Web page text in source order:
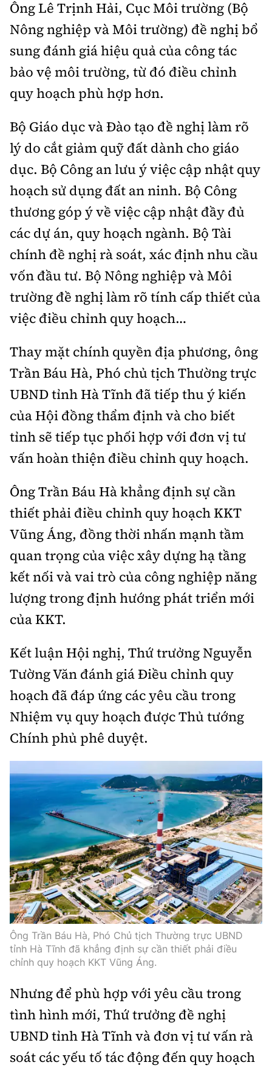
Ông Lê Trịnh Hải, Cục Môi trường (Bộ
Nông nghiệp và Môi trường) đề nghị bổ
sung đánh giá hiệu quả của công tác
bảo vệ môi trường, từ đó điều chỉnh
quy hoạch phù hợp hơn.
Bộ Giáo dục và Đào tạo đề nghị làm rõ
lý do cắt giảm quỹ đất dành cho giáo
dục. Bộ Công an lưu ý việc cập nhật quy
hoạch sử dụng đất an ninh. Bộ Công
thương góp ý về việc cập nhật đầy đủ
các dự án, quy hoạch ngành. Bộ Tài
chính đề nghị rà soát, xác định nhu cầu
vốn đầu tư. Bộ Nông nghiệp và Môi
trường đề nghị làm rõ tính cấp thiết của
việc điều chỉnh quy hoạch…
Thay mặt chính quyền địa phương, ông
Trần Báu Hà, Phó chủ tịch Thường trực
UBND tỉnh Hà Tĩnh đã tiếp thu ý kiến
của Hội đồng thẩm định và cho biết
tỉnh sẽ tiếp tục phối hợp với đơn vị tư
vấn hoàn thiện điều chỉnh quy hoạch.
Ông Trần Báu Hà khẳng định sự cần
thiết phải điều chỉnh quy hoạch KKT
Vũng Áng, đồng thời nhấn mạnh tầm
quan trọng của việc xây dựng hạ tầng
kết nối và vai trò của công nghiệp năng
lượng trong định hướng phát triển mới
của KKT.
Kết luận Hội nghị, Thứ trưởng Nguyễn
Tường Văn đánh giá Điều chỉnh quy
hoạch đã đáp ứng các yêu cầu trong
Nhiệm vụ quy hoạch được Thủ tướng
Chính phủ phê duyệt.
Ông Trần Báu Hà, Phó Chủ tịch Thường trực UBND
tỉnh Hà Tĩnh đã khẳng định sự cần thiết phải điều
chỉnh quy hoạch KKT Vũng Áng.
Nhưng để phù hợp với yêu cầu trong
tình hình mới, Thứ trưởng đề nghị
UBND tỉnh Hà Tĩnh và đơn vị tư vấn rà
soát các yếu tố tác động đến quy hoạch